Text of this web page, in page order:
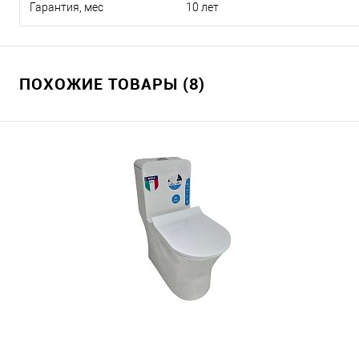
Гарантия, мес 10 лет
ПОХОЖИЕ ТОВАРЫ (8)